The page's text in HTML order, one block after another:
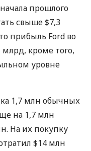
прошлого
свыше $7,3
прибыль Ford во
млрд, кроме того,
уровне
1,7 млн обычных
на 1,7 млн
На их покупку
$14 млн